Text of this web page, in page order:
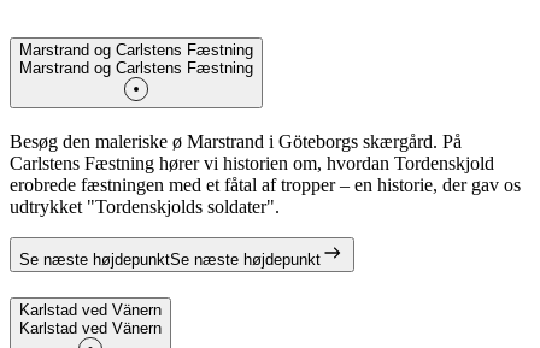
Marstrand og Carlstens Fæstning
Marstrand og Carlstens Fæstning
Besøg den maleriske ø Marstrand i Göteborgs skærgård. På
Carlstens Fæstning hører vi historien om, hvordan Tordenskjold
erobrede fæstningen med et fåtal af tropper – en historie, der gav os
udtrykket "Tordenskjolds soldater".
Se næste højdepunktSe næste højdepunkt
Karlstad ved Vänern
Karlstad ved Vänern